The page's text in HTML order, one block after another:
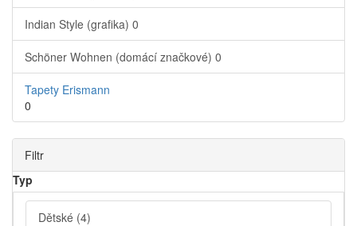
Indian Style (grafika) 0
Schöner Wohnen (domácí značkové) 0
Tapety Erismann
0
Filtr
Typ
Dětské (4)